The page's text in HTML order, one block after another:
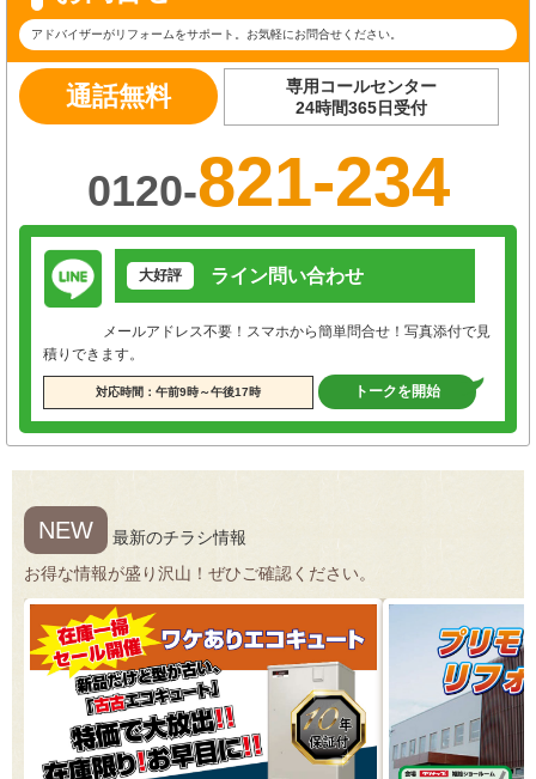
アドバイザーがリフォームをサポート。お気軽にお問合せください。
通話無料
専用コールセンター
24時間365日受付
0120-821-234
大好評 ライン問い合わせ
メールアドレス不要！スマホから簡単問合せ！写真添付で見
積りできます。
対応時間：午前9時～午後17時 トークを開始
NEW
最新のチラシ情報
お得な情報が盛り沢山！ぜひご確認ください。